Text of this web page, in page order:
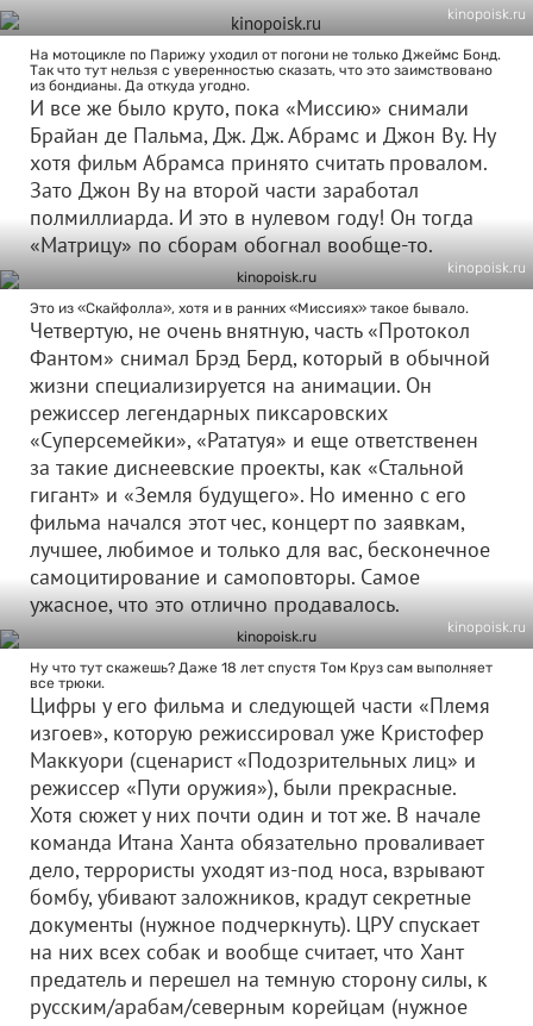
kinopoisk.ru
На мотоцикле по Парижу уходил от погони не только Джеймс Бонд.
Так что тут нельзя с уверенностью сказать, что это заимствовано
из бондианы. Да откуда угодно.
И все же было круто, пока «Миссию» снимали
Брайан де Пальма, Дж. Дж. Абрамс и Джон Ву. Ну
хотя фильм Абрамса принято считать провалом.
Зато Джон Ву на второй части заработал
полмиллиарда. И это в нулевом году! Он тогда
«Матрицу» по сборам обогнал вообще-то.
kinopoisk.ru
Это из «Скайфолла», хотя и в ранних «Миссиях» такое бывало.
Четвертую, не очень внятную, часть «Протокол
Фантом» снимал Брэд Берд, который в обычной
жизни специализируется на анимации. Он
режиссер легендарных пиксаровских
«Суперсемейки», «Рататуя» и еще ответственен
за такие диснеевские проекты, как «Стальной
гигант» и «Земля будущего». Но именно с его
фильма начался этот чес, концерт по заявкам,
лучшее, любимое и только для вас, бесконечное
самоцитирование и самоповторы. Самое
ужасное, что это отлично продавалось.
kinopoisk.ru
Ну что тут скажешь? Даже 18 лет спустя Том Круз сам выполняет
все трюки.
Цифры у его фильма и следующей части «Племя
изгоев», которую режиссировал уже Кристофер
Маккуори (сценарист «Подозрительных лиц» и
режиссер «Пути оружия»), были прекрасные.
Хотя сюжет у них почти один и тот же. В начале
команда Итана Ханта обязательно проваливает
дело, террористы уходят из-под носа, взрывают
бомбу, убивают заложников, крадут секретные
документы (нужное подчеркнуть). ЦРУ спускает
на них всех собак и вообще считает, что Хант
предатель и перешел на темную сторону силы, к
русским/арабам/северным корейцам (нужное